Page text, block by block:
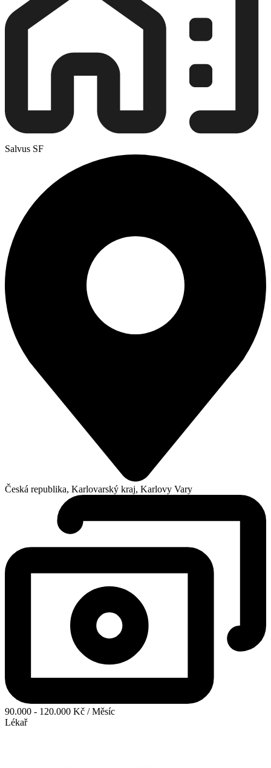
Salvus SF
Česká republika, Karlovarský kraj, Karlovy Vary
90.000 - 120.000 Kč / Měsíc
Lékař